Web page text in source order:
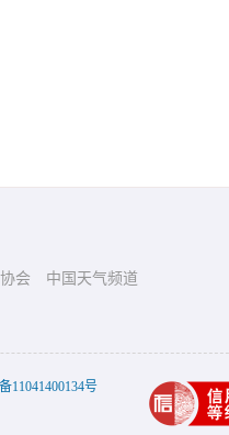
会 中国天气频道
11041400134号